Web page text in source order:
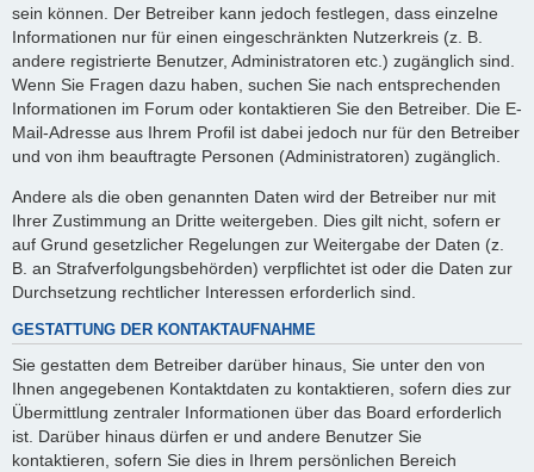
sein können. Der Betreiber kann jedoch festlegen, dass einzelne
Informationen nur für einen eingeschränkten Nutzerkreis (z. B.
andere registrierte Benutzer, Administratoren etc.) zugänglich sind.
Wenn Sie Fragen dazu haben, suchen Sie nach entsprechenden
Informationen im Forum oder kontaktieren Sie den Betreiber. Die E-
Mail-Adresse aus Ihrem Profil ist dabei jedoch nur für den Betreiber
und von ihm beauftragte Personen (Administratoren) zugänglich.
Andere als die oben genannten Daten wird der Betreiber nur mit
Ihrer Zustimmung an Dritte weitergeben. Dies gilt nicht, sofern er
auf Grund gesetzlicher Regelungen zur Weitergabe der Daten (z.
B. an Strafverfolgungsbehörden) verpflichtet ist oder die Daten zur
Durchsetzung rechtlicher Interessen erforderlich sind.
GESTATTUNG DER KONTAKTAUFNAHME
Sie gestatten dem Betreiber darüber hinaus, Sie unter den von
Ihnen angegebenen Kontaktdaten zu kontaktieren, sofern dies zur
Übermittlung zentraler Informationen über das Board erforderlich
ist. Darüber hinaus dürfen er und andere Benutzer Sie
kontaktieren, sofern Sie dies in Ihrem persönlichen Bereich